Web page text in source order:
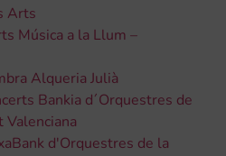
Arts
Música a la Llum –
Alqueria Julià
Bankia d´Orquestres de
Valenciana
d'Orquestres de la